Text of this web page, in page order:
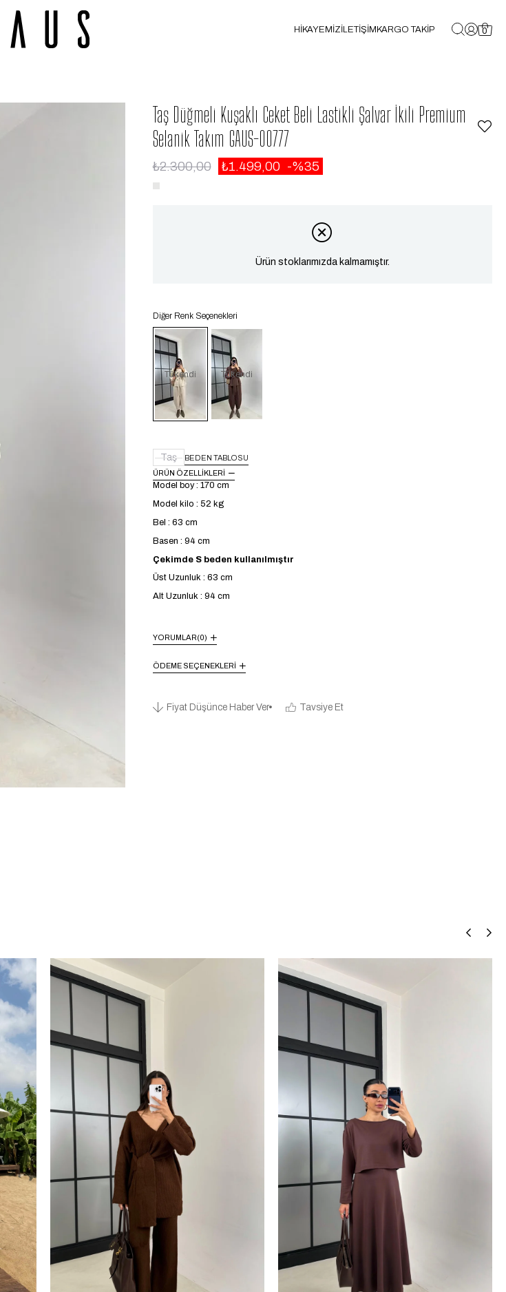
HİKAYEMİZİLETİŞİMKARGO TAKİP 0
Taş Düğmeli Kuşaklı Ceket Beli Lastikli Şalvar İkili Premium
Selanik Takım GAUS-00777
₺2.300,00 ₺1.499,00 35
Ürün stoklarımızda kalmamıştır.
Diğer Renk Seçenekleri
Tükendi Tükendi
Taş
BEDEN TABLOSU
ÜRÜN ÖZELLIKLERI
Model boy : 170 cm
Model kilo : 52 kg
Bel : 63 cm
Basen : 94 cm
Çekimde S beden kullanılmıştır
Üst Uzunluk : 63 cm
Alt Uzunluk : 94 cm
YORUMLAR(0)
ÖDEME SEÇENEKLERI
Fiyat Düşünce Haber Ver Tavsiye Et